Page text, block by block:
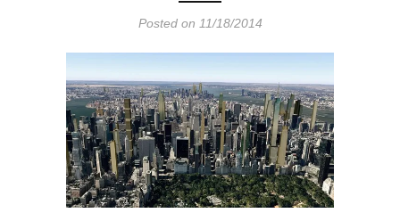
Posted on 11/18/2014